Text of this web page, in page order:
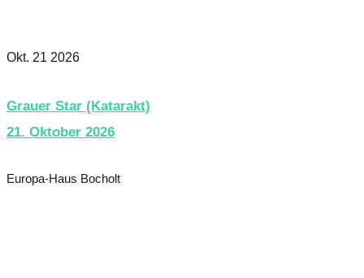
Okt. 21 2026
Grauer Star (Katarakt)
21. Oktober 2026
Europa-Haus Bocholt